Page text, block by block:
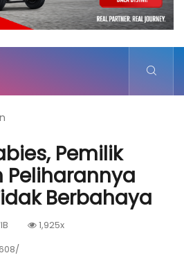
Pemilik
Peliharannya
Berbahaya
1,925x